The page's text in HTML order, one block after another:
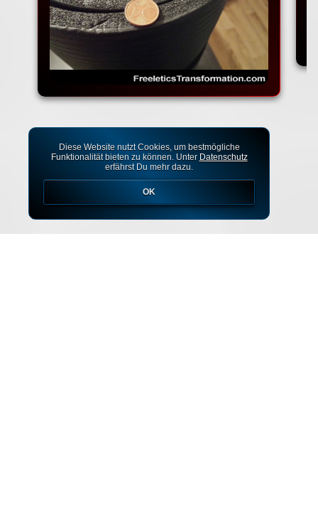
Diese Website nutzt Cookies, um bestmögliche
Funktionalität bieten zu können. Unter Datenschutz
erfährst Du mehr dazu.
OK